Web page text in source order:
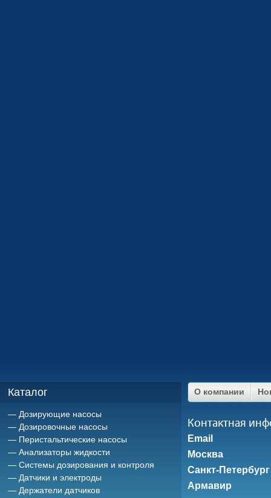
Каталог
Дозирующие насосы
Дозировочные насосы
Перистальтические насосы
Анализаторы жидкости
Системы дозирования и контроля
Датчики и электроды
Держатели датчиков
О компании
Контактная
Email
Москва
Санкт-Петербург
Армавир